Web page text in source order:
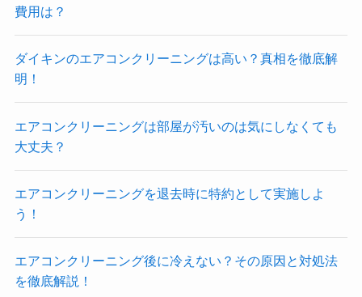
費用は？
ダイキンのエアコンクリーニングは高い？真相を徹底解
明！
エアコンクリーニングは部屋が汚いのは気にしなくても
大丈夫？
エアコンクリーニングを退去時に特約として実施しよ
う！
エアコンクリーニング後に冷えない？その原因と対処法
を徹底解説！